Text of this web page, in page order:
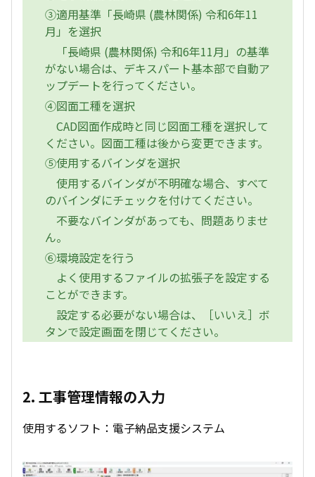
③適用基準「長崎県 (農林関係) 令和6年11
月」を選択
「長崎県 (農林関係) 令和6年11月」の基準
がない場合は、デキスパート基本部で自動ア
ップデートを行ってください。
④図面工種を選択
CAD図面作成時と同じ図面工種を選択して
ください。図面工種は後から変更できます。
⑤使用するバインダを選択
使用するバインダが不明確な場合、すべて
のバインダにチェックを付けてください。
不要なバインダがあっても、問題ありませ
ん。
⑥環境設定を行う
よく使用するファイルの拡張子を設定する
ことができます。
設定する必要がない場合は、［いいえ］ボ
タンで設定画面を閉じてください。
2. 工事管理情報の入力
使用するソフト：電子納品支援システム